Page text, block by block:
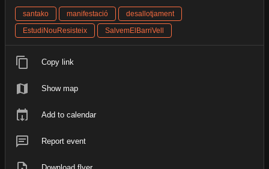
santako manifestació
desallotjament
EstudiNouResisteix
SalvemElBarriVell
Copy link
Show map
Add to calendar
Report event